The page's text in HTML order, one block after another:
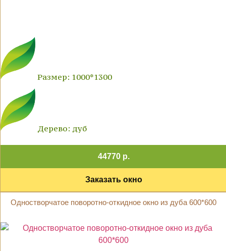
Размер: 1000*1300
Дерево: дуб
44770 р.
Заказать окно
Одностворчатое поворотно-откидное окно из дуба 600*600